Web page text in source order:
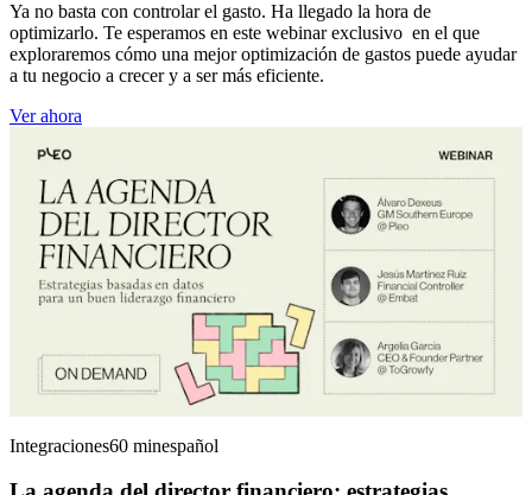
Ya no basta con controlar el gasto. Ha llegado la hora de
optimizarlo. Te esperamos en este webinar exclusivo en el que
exploraremos cómo una mejor optimización de gastos puede ayudar
a tu negocio a crecer y a ser más eficiente.
Ver ahora
Integraciones60 minespañol